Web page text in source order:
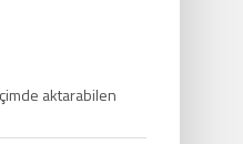
aktarabilen